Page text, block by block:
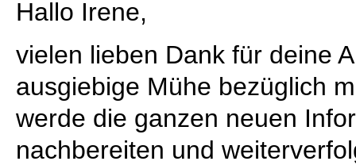
Hallo Irene,
vielen lieben Dank für deine
ausgiebige Mühe bezüglich
werde die ganzen neuen
nachbereiten und